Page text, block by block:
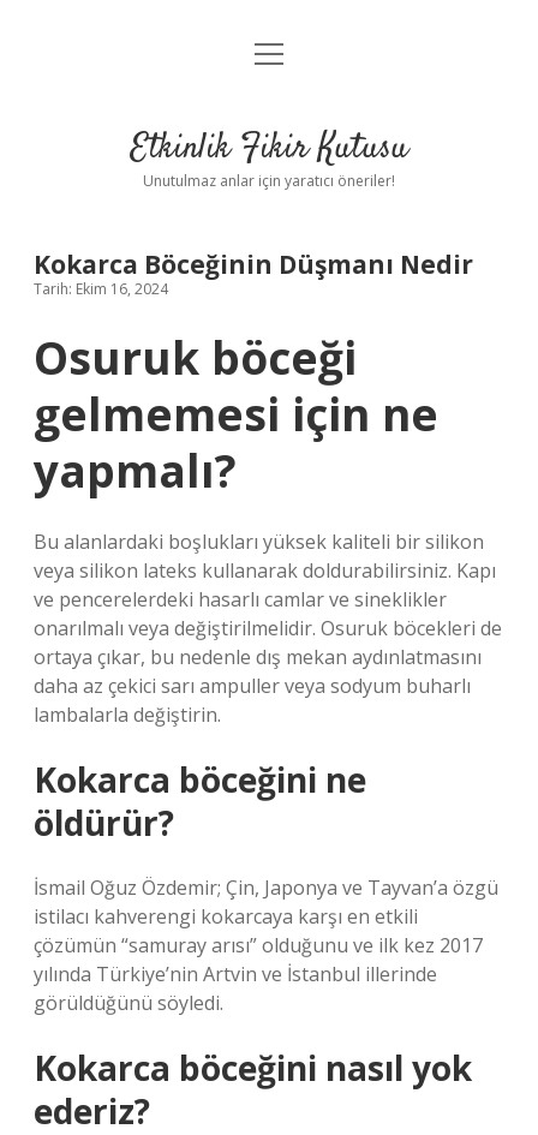
Anasayfa
Yasal Uyarı
menüyü
Etkinlik Fikir Kutusu
Unutulmaz anlar için yaratıcı öneriler!
Kokarca Böceğinin Düşmanı Nedir
Tarih: Ekim 16, 2024
Osuruk böceği
gelmemesi için ne
yapmalı?
Bu alanlardaki boşlukları yüksek kaliteli bir silikon
veya silikon lateks kullanarak doldurabilirsiniz. Kapı
ve pencerelerdeki hasarlı camlar ve sineklikler
onarılmalı veya değiştirilmelidir. Osuruk böcekleri de
ortaya çıkar, bu nedenle dış mekan aydınlatmasını
daha az çekici sarı ampuller veya sodyum buharlı
lambalarla değiştirin.
Kokarca böceğini ne
öldürür?
İsmail Oğuz Özdemir; Çin, Japonya ve Tayvan’a özgü
istilacı kahverengi kokarcaya karşı en etkili
çözümün “samuray arısı” olduğunu ve ilk kez 2017
yılında Türkiye’nin Artvin ve İstanbul illerinde
görüldüğünü söyledi.
Kokarca böceğini nasıl yok
ederiz?